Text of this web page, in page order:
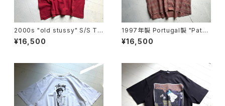
2000s "old stussy" S/S T-
shirt
¥16,500
1997年製 Portugal製 "Patag
onia" A/C Yarn-Dye shirt
¥16,500